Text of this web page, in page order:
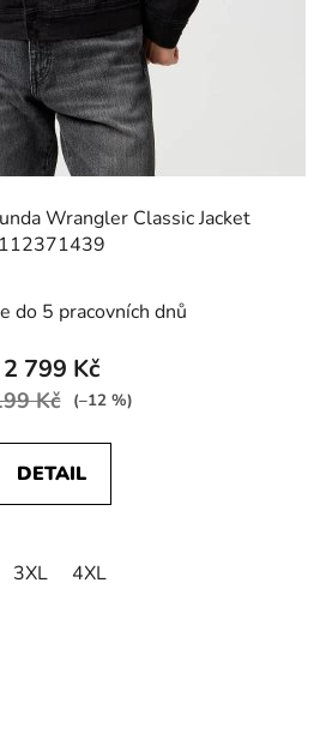
Wrangler Classic Jacket
112371439
do 5 pracovních dnů
2 799 Kč
Kč (–12 %)
DETAIL
3XL 4XL